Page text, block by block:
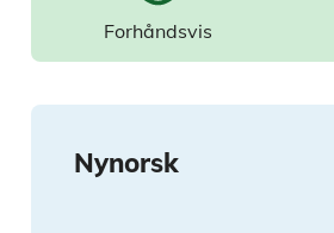
Forhåndsvis
Nynorsk